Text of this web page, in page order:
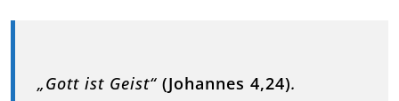
„Gott ist Geist“ (Johannes 4,24).